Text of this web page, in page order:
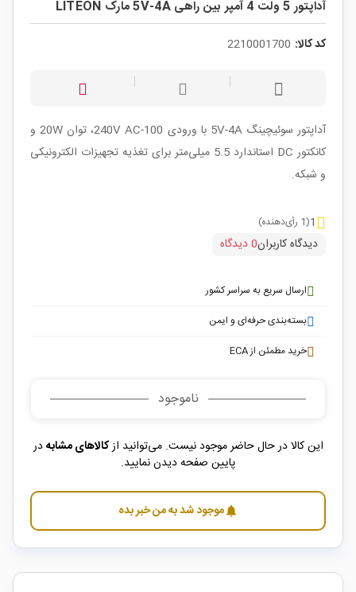
آداپتور 5 ولت 4 آمپر بین راهی 5V-4A مارک LITEON
کد کالا: 2210001700
آداپتور سوئیچینگ 5V-4A با ورودی 100-240V AC، توان 20W و
کانکتور DC استاندارد 5.5 میلی‌متر برای تغذیه تجهیزات الکترونیکی
و شبکه.
1(1 رأی‌دهنده)
دیدگاه کاربران0 دیدگاه
ارسال سریع به سراسر کشور
بسته‌بندی حرفه‌ای و ایمن
خرید مطمئن از ECA
ناموجود
این کالا در حال حاضر موجود نیست. می‌توانید ازکالاهای مشابهدر
پایین صفحه دیدن نمایید.
notificationsموجود شد به من خبر بده